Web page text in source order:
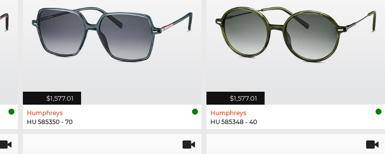
$1,577.01
Humphreys
HU 585350 - 70
$1,577.01
Humphreys
HU 585348 - 40